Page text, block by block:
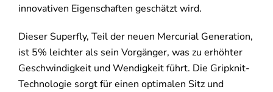
innovativen Eigenschaften geschätzt wird.
Dieser Superfly, Teil der neuen Mercurial Generation,
ist 5% leichter als sein Vorgänger, was zu erhöhter
Geschwindigkeit und Wendigkeit führt. Die Gripknit-
Technologie sorgt für einen optimalen Sitz und